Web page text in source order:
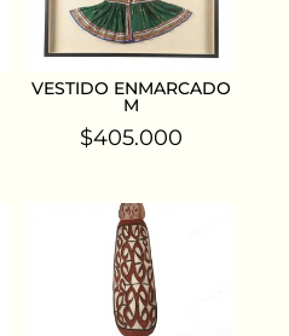
VESTIDO ENMARCADO
M
$405.000